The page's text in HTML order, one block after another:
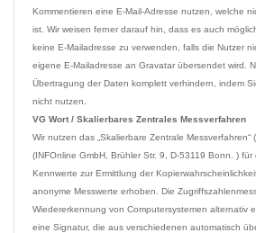
Kommentieren eine E-Mail-Adresse nutzen, welche
ist. Wir weisen ferner darauf hin, dass es auch
keine E-Mailadresse zu verwenden, falls die Nutzer
eigene E-Mailadresse an Gravatar übersendet wird.
Übertragung der Daten komplett verhindern, indem
VG Wort / Skalierbares Zentrales Messverfahren
Wir nutzen das „Skalierbare Zentrale Messverfahren“
(INFOnline GmbH, Brühler Str. 9, D-53119 Bonn. )
Kennwerte zur Ermittlung der
anonyme Messwerte erhoben. Die
Wiedererkennung von Computersystemen alternativ
eine Signatur, die aus verschiedenen automatisch